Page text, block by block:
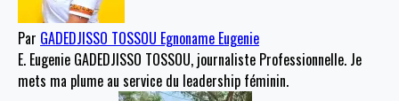
Par GADEDJISSO TOSSOU Egnoname Eugenie
E. Eugenie GADEDJISSO TOSSOU, journaliste Professionnelle. Je
mets ma plume au service du leadership féminin.